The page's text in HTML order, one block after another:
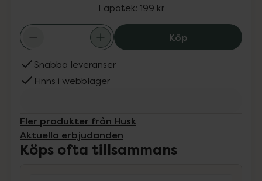
I apotek: 199 kr
KöpHUSK Psyllium
Snabba leveranser
Finns i webblager
Fler produkter från Husk
Aktuella erbjudanden
Köps ofta tillsammans